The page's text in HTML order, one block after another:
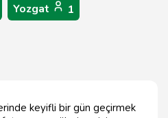
Yozgat 1
keyifli bir gün geçirmek